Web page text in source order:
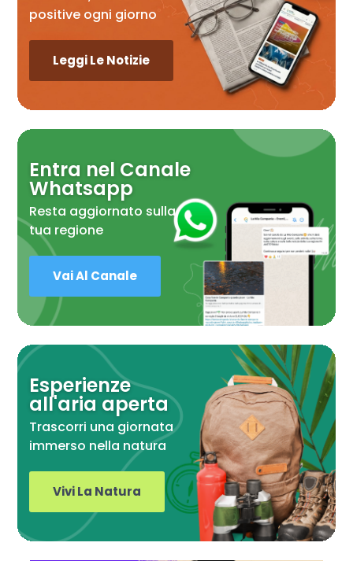
positive ogni giorno
Leggi Le Notizie
Entra nel Canale
Whatsapp
Resta aggiornato sulla
tua regione
Vai Al Canale
Esperienze
all'aria aperta
Trascorri una giornata
immerso nella natura
Vivi La Natura